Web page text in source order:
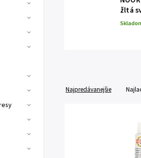
žltá
Najpredávanejšie